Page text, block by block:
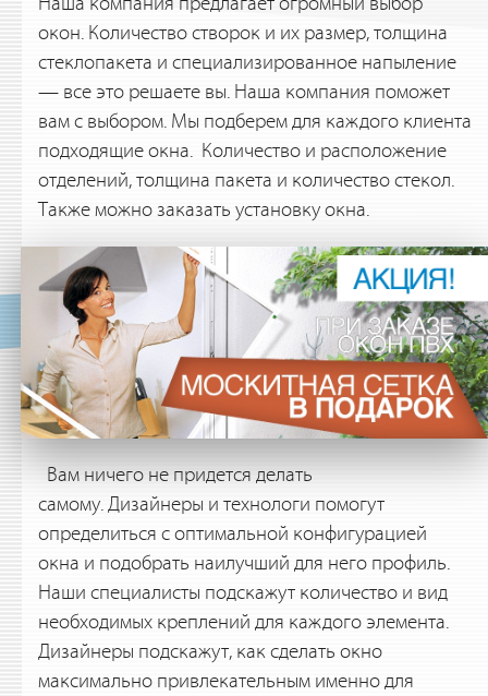
окон. Количество створок и их размер, толщина
стеклопакета и специализированное напыление
— все это решаете вы. Наша компания поможет
вам с выбором. Мы подберем для каждого клиента
подходящие окна. Количество и расположение
отделений, толщина пакета и количество стекол.
Также можно заказать установку окна.
Вам ничего не придется делать
самому. Дизайнеры и технологи помогут
определиться с оптимальной конфигурацией
окна и подобрать наилучший для него профиль.
Наши специалисты подскажут количество и вид
необходимых креплений для каждого элемента.
Дизайнеры подскажут, как сделать окно
максимально привлекательным именно для